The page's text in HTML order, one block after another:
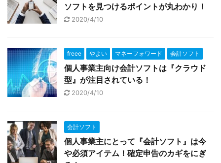
ソフトを見つけるポイントが丸わかり！
2020/4/10
freee やよい マネーフォワード 会計ソフト
個人事業主向け会計ソフトは『クラウド
型』が注目されている！
2020/4/10
会計ソフト
個人事業主にとって『会計ソフト』は今
や必須アイテム！確定申告のカギをにぎ